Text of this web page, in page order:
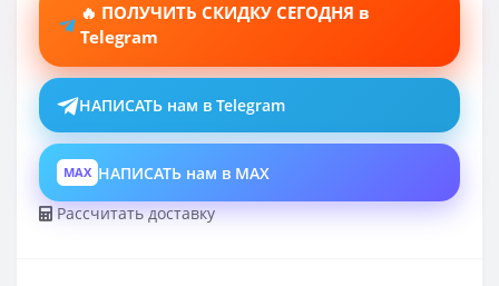
🔥 ПОЛУЧИТЬ СКИДКУ СЕГОДНЯ в
Telegram
НАПИСАТЬ нам в Telegram
MAX НАПИСАТЬ нам в MAX
Рассчитать доставку